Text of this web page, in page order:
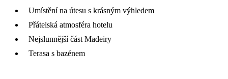
Umístění na útesu s krásným výhledem
Přátelská atmosféra hotelu
Nejslunnější část Madeiry
Terasa s bazénem